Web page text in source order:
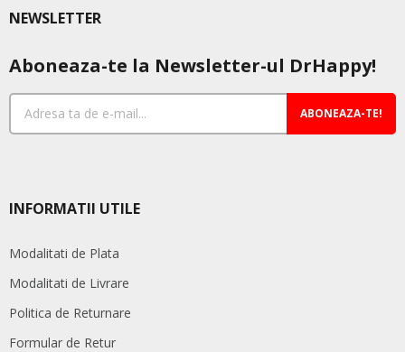
în
NEWSLETTER
Aboneaza-te la Newsletter-ul DrHappy!
ABONEAZA-TE!
INFORMATII UTILE
Modalitati de Plata
Modalitati de Livrare
Politica de Returnare
Formular de Retur